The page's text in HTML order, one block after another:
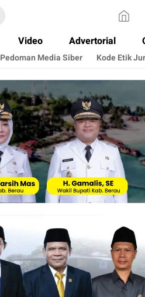
Video Advertorial
Pedoman Media Siber Kode Etik